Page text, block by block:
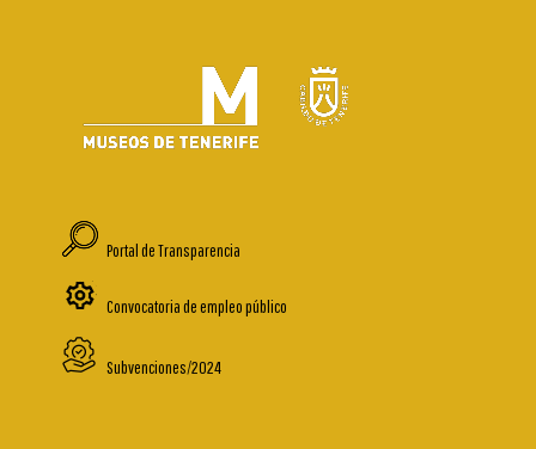
Portal de Transparencia
Convocatoria de empleo público
Subvenciones/2024